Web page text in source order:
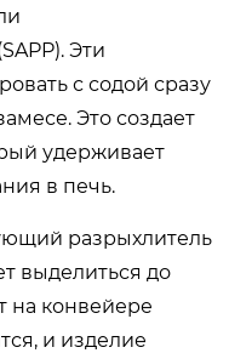
Эти
с содой сразу
Это создает
удерживает
в печь.
разрыхлитель
выделиться до
на конвейере
и изделие